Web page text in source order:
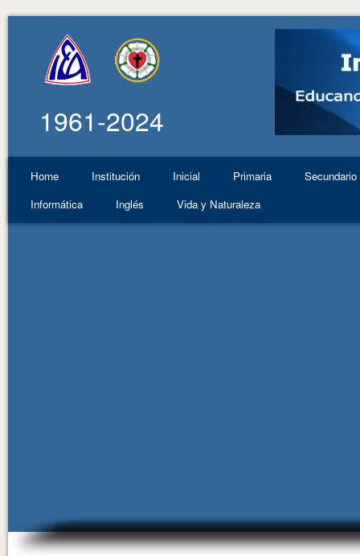
1961-2024
Home Institución Inicial Primaria
Secundario
Informática
Inglés Vida y Naturaleza